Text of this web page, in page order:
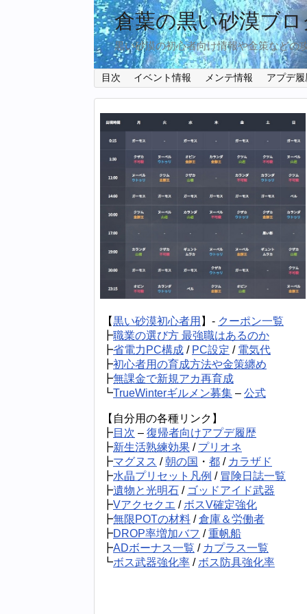
倉葉の黒い砂漠ブロ
黒い砂漠の初心者向け情報や金策などの
目次 イベント情報 メンテ情報 アプデ履
【黒い砂漠初心者用 】- クーポン一覧
┣職業の選び方 最強職はあるのか
┣省電力PC構成 / PC設定 / 電気代
┣初心者用の育成方法や金策纏め
┣無課金で新規アカ再育成
┗TrueWinterギルメン募集 – 公式
【自分用の各種リンク】
┣目次 – 復帰者向けアプデ履歴
┣新生活熟練効果 / プリオネ
┣マグヌス /朝の国 ・ 都 / カラザド
┣水晶プリセット凡例 / 冒険日誌一覧
┣遺物と光明石 / ゴッドアイド武器
┣Vアクセクエ / ボスV確定強化
┣無限POTの材料 /倉庫＆労働者
┣DROP率増加バフ /重帆船
┣ADボーナス一覧 / カプラス一覧
┗ボス武器強化率 / ボス防具強化率